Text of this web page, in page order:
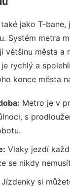
jako T-bane,
Systém metra
většinu města a
rychlý a
konce města
Metro je v
s
Vlaky jezdí
se nikdy
Jízdenky si